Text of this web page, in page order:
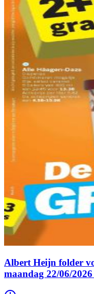
Albert Heijn folder
maandag 22/06/